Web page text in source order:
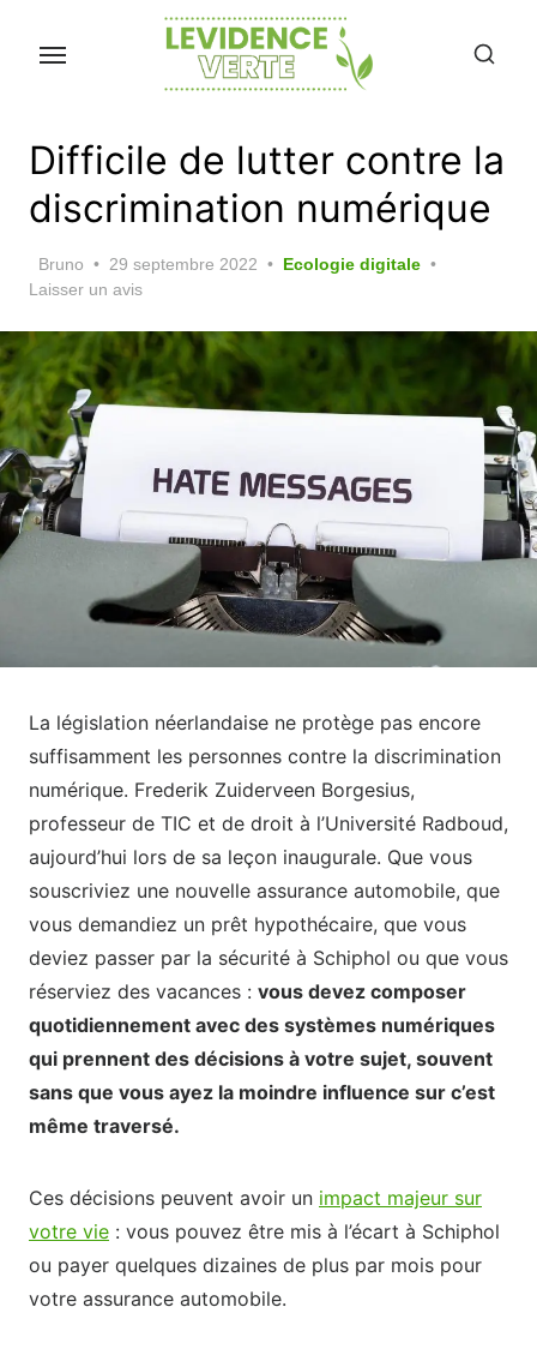
Difficile de lutter contre la
discrimination numérique
Bruno
Posted
on
29 septembre 2022
Ecologie digitale
Laisser un avis
La législation néerlandaise ne protège pas encore
suffisamment les personnes contre la discrimination
numérique. Frederik Zuiderveen Borgesius,
professeur de TIC et de droit à l’Université Radboud,
aujourd’hui lors de sa leçon inaugurale. Que vous
souscriviez une nouvelle assurance automobile, que
vous demandiez un prêt hypothécaire, que vous
deviez passer par la sécurité à Schiphol ou que vous
réserviez des vacances : vous devez composer
quotidiennement avec des systèmes numériques
qui prennent des décisions à votre sujet, souvent
sans que vous ayez la moindre influence sur c’est
même traversé.
Ces décisions peuvent avoir un impact majeur sur
votre vie : vous pouvez être mis à l’écart à Schiphol
ou payer quelques dizaines de plus par mois pour
votre assurance automobile.